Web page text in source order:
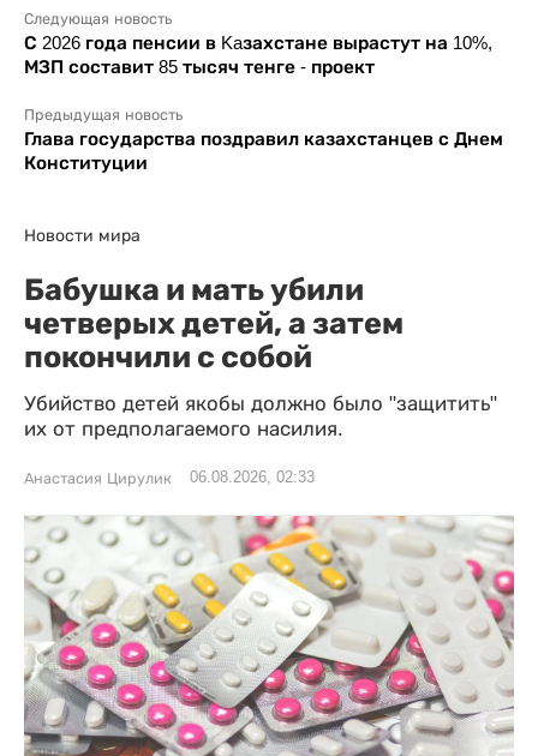
Следующая новость
С 2026 года пенсии в Kaзахстане вырастут на 10%,
МЗП составит 85 тысяч тенге - проект
Предыдущая новость
Глава государства поздравил казахстанцев с Днем
Конституции
Новости мира
Бабушка и мать убили
четверых детей, а затем
покончили с собой
Убийство детей якобы должно было "защитить"
их от предполагаемого насилия.
Анастасия Цирулик 06.08.2026, 02:33